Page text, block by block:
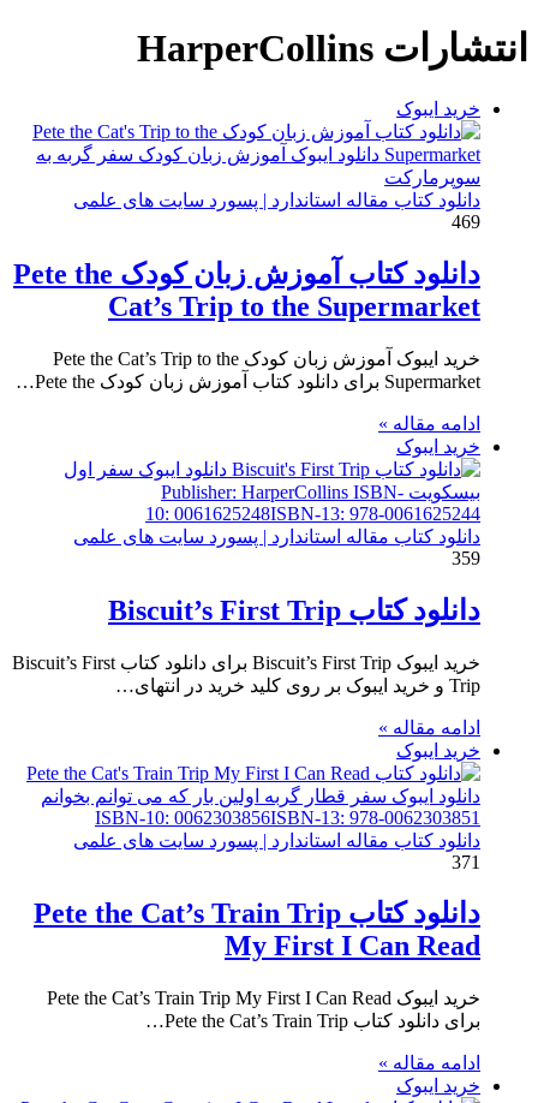
انتشارات HarperCollins
خرید ایبوک
دانلود کتاب مقاله استاندارد | پسورد سایت های علمی
469
دانلود کتاب آموزش زبان کودک Pete the
Cat’s Trip to the Supermarket
خرید ایبوک آموزش زبان کودک Pete the Cat’s Trip to the
Supermarket برای دانلود کتاب آموزش زبان کودک Pete the…
ادامه مقاله »
خرید ایبوک
دانلود کتاب مقاله استاندارد | پسورد سایت های علمی
359
دانلود کتاب Biscuit’s First Trip
خرید ایبوک Biscuit’s First Trip برای دانلود کتاب Biscuit’s First
Trip و خرید ایبوک بر روی کلید خرید در انتهای…
ادامه مقاله »
خرید ایبوک
دانلود کتاب مقاله استاندارد | پسورد سایت های علمی
371
دانلود کتاب Pete the Cat’s Train Trip
My First I Can Read
خرید ایبوک Pete the Cat’s Train Trip My First I Can Read
برای دانلود کتاب Pete the Cat’s Train Trip…
ادامه مقاله »
خرید ایبوک